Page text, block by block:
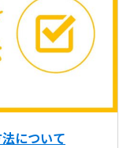
について